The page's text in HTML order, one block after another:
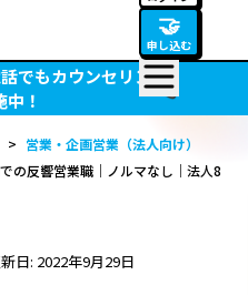
🤝
申し込む
でもカウンセリン
！
> 営業・企画営業（法人向け）
の反響営業職｜ノルマなし｜法人8
日: 2022年9月29日